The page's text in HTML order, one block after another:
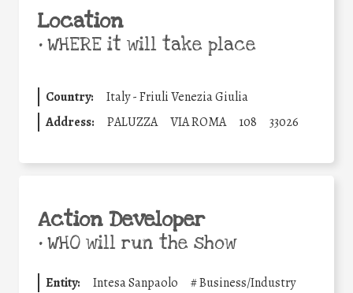
Location
•WHERE it will take place
Country:
Italy - Friuli Venezia Giulia
Address:
PALUZZA VIA ROMA 108 33026
Action Developer
•WHO will run the show
Entity: Intesa Sanpaolo #Business/Industry